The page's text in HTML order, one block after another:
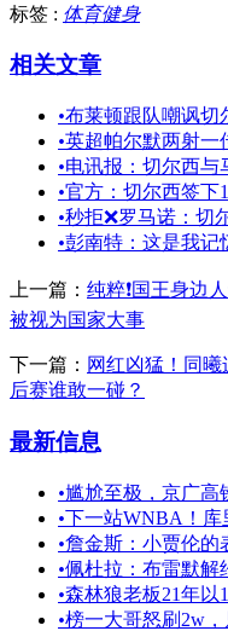
标签 : 体育健身
相关文章
•布莱顿跟队嘲讽切
•英超帕尔默两射一
•电讯报：切尔西与
•官方：切尔西签下
•秒拒❌罗马诺：切
•彭南特：这是我记
上一篇： 纯粹❗国王身边
被视为国家大事
下一篇： 网红凶猛！同
后赛谁敢一碰？
最新信息
•尴尬至极，京广高
•下一站WNBA！库
•詹金斯：小贾伦的
•佩杜拉：布雷默解
•森林狼老板21年以
•榜一大哥怒刷2w